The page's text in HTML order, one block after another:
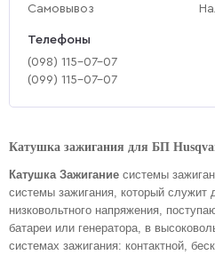
Самовывоз
Телефоны
(‎098) 115-07-07
(‎099) 115-07-07
Катушка зажигания для БП
Катушка Зажигание системы
системы зажигания, который служит
низковольтного напряжения,
батареи или генератора, в
системах зажигания: контактной,